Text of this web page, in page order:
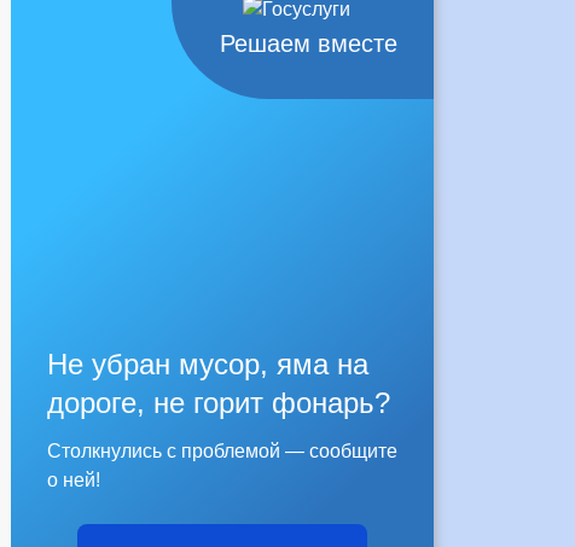
Решаем вместе
Не убран мусор, яма на
дороге, не горит фонарь?
Столкнулись с проблемой — сообщите
о ней!